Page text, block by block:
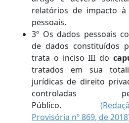
relatórios de impacto
pessoais.
3º Os dados pessoais
de dados constituídos
trata o inciso III do
tratados em sua
jurídicas de direito
controladas
Público.
Provisória nº 869, de